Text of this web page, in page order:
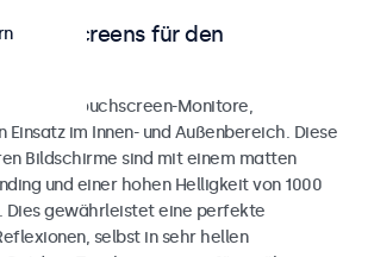
für den
und Touchscreen-Monitore,
im Innen- und Außenbereich. Diese
Bildschirme sind mit einem matten
und einer hohen Helligkeit von 1000
Dies gewährleistet eine perfekte
selbst in sehr hellen